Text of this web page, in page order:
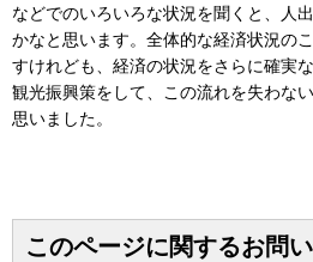
などでのいろいろな状況を聞くと、人
かなと思います。全体的な経済状況の
すけれども、経済の状況をさらに確実
観光振興策をして、この流れを失わな
思いました。
このページに関するお問